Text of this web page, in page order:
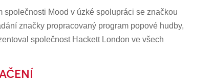
společnosti Mood v úzké spolupráci se značkou
značky propracovaný program popové hudby,
společnost Hackett London ve všech